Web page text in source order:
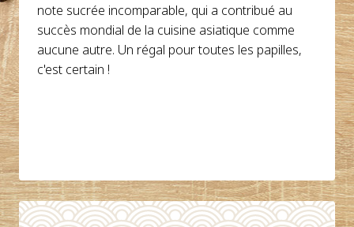
note sucrée incomparable, qui a contribué au
succès mondial de la cuisine asiatique comme
aucune autre. Un régal pour toutes les papilles,
c'est certain !
DÉTAILS